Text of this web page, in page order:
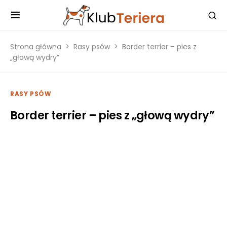
Strona główna Rasy psów
Border terrier – pies z
„głową wydry”
RASY PSÓW
Border terrier – pies z „głową wydry”